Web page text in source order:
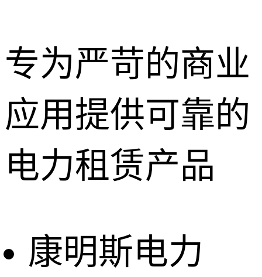
专为严苛的商业
应用提供可靠的
电力租赁产品
康明斯电力
深圳租赁服
惠州租赁服
务
东莞租赁服